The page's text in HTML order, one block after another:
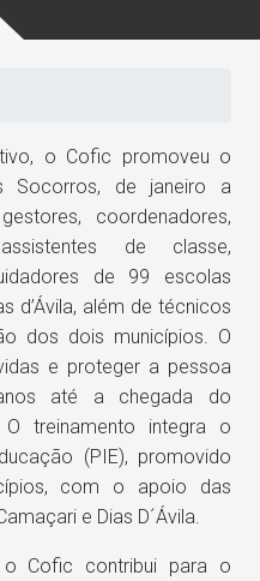
o Cofic promoveu o
Socorros, de janeiro a
coordenadores,
de classe,
de 99 escolas
d’Ávila, além de técnicos
dos dois municípios. O
e proteger a pessoa
até a chegada do
O treinamento integra o
(PIE), promovido
com o apoio das
e Dias D´Ávila.
o Cofic contribui para o